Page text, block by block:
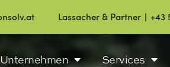
Lassacher & Partner ∣ +43 50 933
Unternehmen Services